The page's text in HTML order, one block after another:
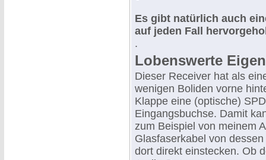
Es gibt natürlich auch
auf jeden Fall
.
Lobenswerte
Dieser Receiver hat als
wenigen Boliden vorne
Klappe eine (optische)
Eingangsbuchse. Damit
zum Beispiel von meinem
Glasfaserkabel von
dort direkt einstecken. Ob